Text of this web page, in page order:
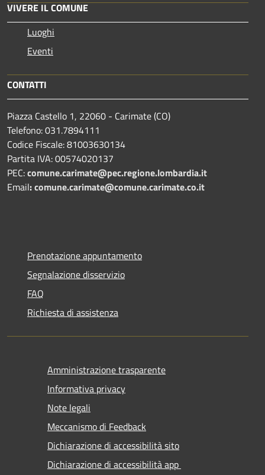
VIVERE IL COMUNE
Luoghi
Eventi
CONTATTI
Piazza Castello 1, 22060 - Carimate (CO)
Telefono: 031.7894111
Codice Fiscale: 81003630134
Partita IVA: 00574020137
PEC:comune.carimate@pec.regione.lombardia.it
Email:comune.carimate@comune.carimate.co.it
Prenotazione appuntamento
Segnalazione disservizio
FAQ
Richiesta di assistenza
Amministrazione trasparente
Informativa privacy
Note legali
Meccanismo di Feedback
Dichiarazione di accessibilità sito
Dichiarazione di accessibilità app